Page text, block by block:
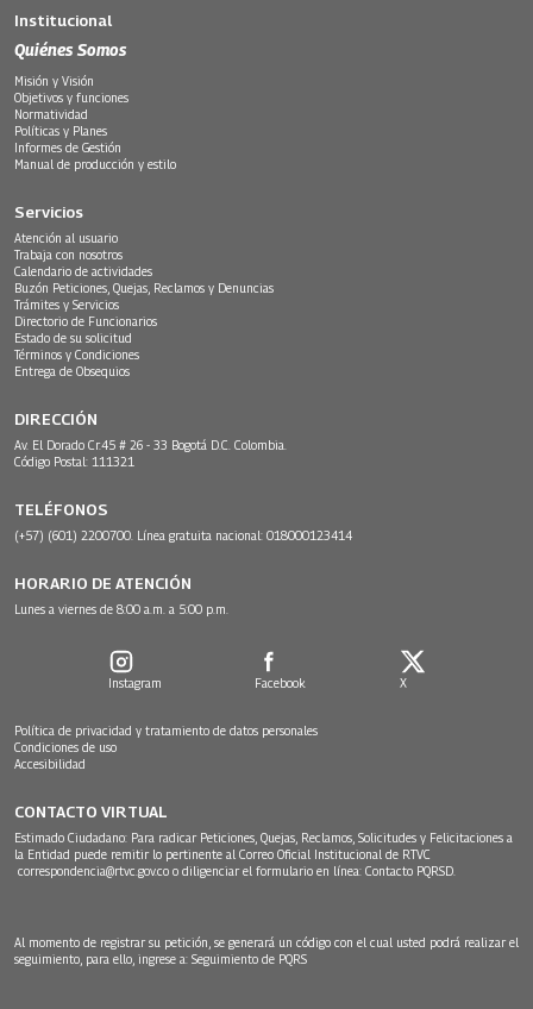
Institucional
Quiénes Somos
Misión y Visión
Objetivos y funciones
Normatividad
Políticas y Planes
Informes de Gestión
Manual de producción y estilo
Servicios
Atención al usuario
Trabaja con nosotros
Calendario de actividades
Buzón Peticiones, Quejas, Reclamos y Denuncias
Trámites y Servicios
Directorio de Funcionarios
Estado de su solicitud
Términos y Condiciones
Entrega de Obsequios
DIRECCIÓN
Av. El Dorado Cr.45 # 26 - 33 Bogotá D.C. Colombia.
Código Postal: 111321
TELÉFONOS
(+57) (601) 2200700. Línea gratuita nacional: 018000123414
HORARIO DE ATENCIÓN
Lunes a viernes de 8:00 a.m. a 5:00 p.m.
Instagram Facebook X
Política de privacidad y tratamiento de datos personales
Condiciones de uso
Accesibilidad
CONTACTO VIRTUAL
Estimado Ciudadano: Para radicar Peticiones, Quejas, Reclamos, Solicitudes y Felicitaciones a
la Entidad puede remitir lo pertinente al Correo Oficial Institucional de RTVC
correspondencia@rtvc.gov.co o diligenciar el formulario en línea: Contacto PQRSD.
Al momento de registrar su petición, se generará un código con el cual usted podrá realizar el
seguimiento, para ello, ingrese a: Seguimiento de PQRS